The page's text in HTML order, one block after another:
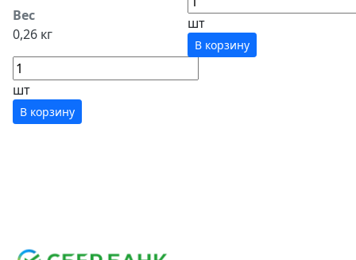
Вес
0,26 кг
шт
В корзину
шт
В корзину